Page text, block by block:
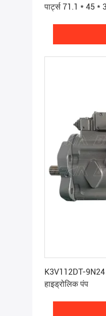
पार्ट्स 71.1 * 45 *
K3V112DT-9N24
हाइड्रोलिक पंप